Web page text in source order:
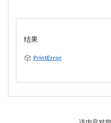
结果
PrintError